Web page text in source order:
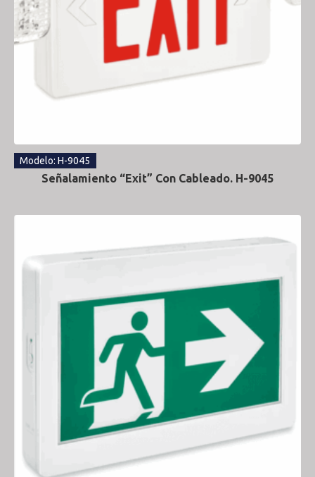
Modelo: H-9045
Señalamiento “Exit” Con Cableado. H-9045